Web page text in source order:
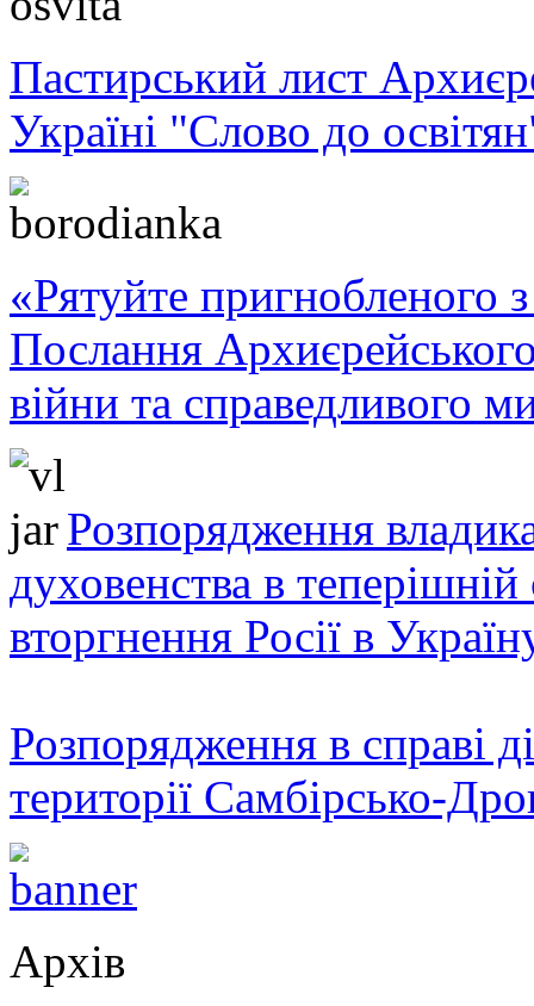
Пастирський лист
Україні "Слово до
«Рятуйте пригнобленого
Послання
війни та справедливого
Розпорядження
духовенства в теперішній
вторгнення Росії в
Розпорядження в справі
території Самбірсько-
Архів